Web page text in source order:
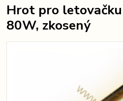
Hrot pro
80W, zkosený